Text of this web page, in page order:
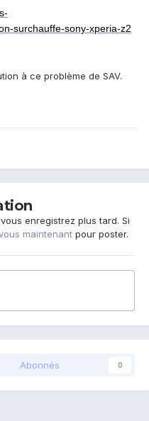
surchauffe-sony-xperia-z2
à ce problème de SAV.
enregistrez plus tard. Si
maintenant pour poster.
Abonnés 0